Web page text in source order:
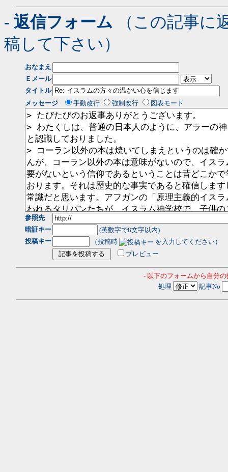
- 返信フォーム （この記事に
稿して下さい）
おなまえ
Ｅメール
タイトル
メッセージ
手動改行 強制改行 図表モード
参照先
暗証キー
(英数字で8文字以内)
投稿キー
（投稿時
を入力してください）
プレビュー
- 以下のフォームから自分
処理
記事No